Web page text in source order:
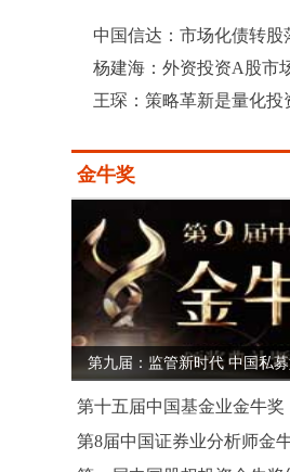
中国信达：市场化债转股
杨建海：外资投资A股市
王琛：策略革新是量化投
金牛奖
第九届：监管新时代 中国私
第十五届中国基金业金牛奖
第8届中国证券业分析师金